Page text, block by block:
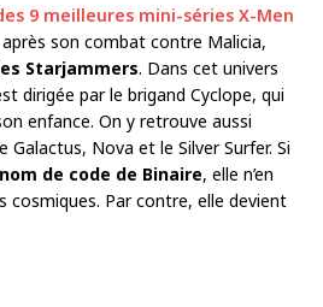
9 meilleures mini-séries X-Men
après son combat contre Malicia,
Starjammers. Dans cet univers
dirigée par le brigand Cyclope, qui
enfance. On y retrouve aussi
Galactus, Nova et le Silver Surfer. Si
de code de Binaire, elle n’en
cosmiques. Par contre, elle devient